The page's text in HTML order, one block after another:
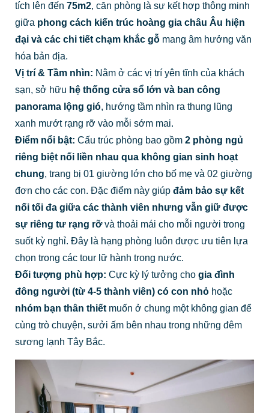
tích lên đến 75m2, căn phòng là sự kết hợp thông minh
giữa phong cách kiến trúc hoàng gia châu Âu hiện
đại và các chi tiết chạm khắc gỗmang âm hưởng văn
hóa bản địa.
Vị trí & Tầm nhìn: Nằm ở các vị trí yên tĩnh của khách
sạn, sở hữu hệ thống cửa sổ lớn và ban công
panorama lộng gió, hướng tầm nhìn ra thung lũng
xanh mướt rạng rỡ vào mỗi sớm mai.
Điểm nổi bật: Cấu trúc phòng bao gồm 2 phòng ngủ
riêng biệt nối liền nhau qua không gian sinh hoạt
chung, trang bị 01 giường lớn cho bố mẹ và 02 giường
đơn cho các con. Đặc điểm này giúp đảm bảo sự kết
nối tối đa giữa các thành viên nhưng vẫn giữ được
sự riêng tư rạng rỡvà thoải mái cho mỗi người trong
suốt kỳ nghỉ. Đây là hạng phòng luôn được ưu tiên lựa
chọn trong các tour lữ hành trong nước.
Đối tượng phù hợp: Cực kỳ lý tưởng cho gia đình
đông người (từ 4-5 thành viên) có con nhỏhoặc
nhóm bạn thân thiếtmuốn ở chung một không gian để
cùng trò chuyện, sưởi ấm bên nhau trong những đêm
sương lạnh Tây Bắc.